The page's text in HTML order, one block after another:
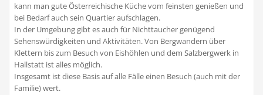
kann man gute Österreichische Küche vom feinsten genießen und
bei Bedarf auch sein Quartier aufschlagen.
In der Umgebung gibt es auch für Nichttaucher genügend
Sehenswürdigkeiten und Aktivitäten. Von Bergwandern über
Klettern bis zum Besuch von Eishöhlen und dem Salzbergwerk in
Hallstatt ist alles möglich.
Insgesamt ist diese Basis auf alle Fälle einen Besuch (auch mit der
Familie) wert.